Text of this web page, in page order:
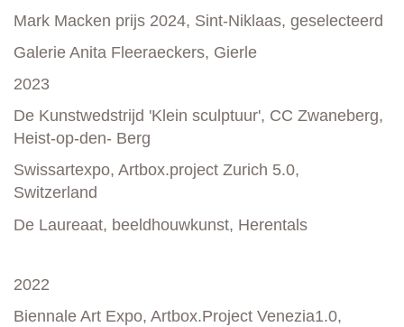
Mark Macken prijs 2024, Sint-Niklaas, geselecteerd
Galerie Anita Fleeraeckers, Gierle
2023
De Kunstwedstrijd 'Klein sculptuur', CC Zwaneberg,
Heist-op-den- Berg
Swissartexpo, Artbox.project Zurich 5.0,
Switzerland
De Laureaat, beeldhouwkunst, Herentals
2022
Biennale Art Expo, Artbox.Project Venezia1.0,